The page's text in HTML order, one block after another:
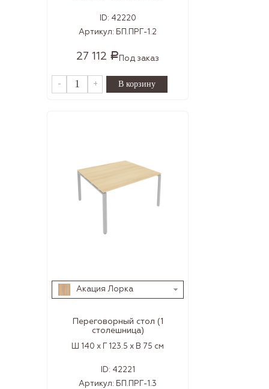
ID: 42220
Артикул: БП.ПРГ-1.2
27 112 Р Под заказ
- +
Акация Лорка
Переговорный стол (1
столешница)
Ш 140 x Г 123.5 x В 75 см
ID: 42221
Артикул: БП.ПРГ-1.3